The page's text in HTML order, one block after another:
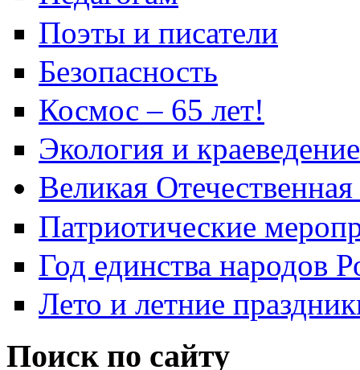
Поэты и писатели
Безопасность
Космос – 65 лет!
Экология и краеведение
Великая
Патриотические
Год единства народов
Лето и летние
Поиск по сайту